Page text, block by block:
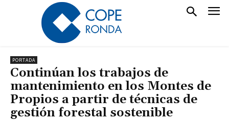
PORTADA
Continúan los trabajos de
mantenimiento en los Montes de
Propios a partir de técnicas de
gestión forestal sostenible